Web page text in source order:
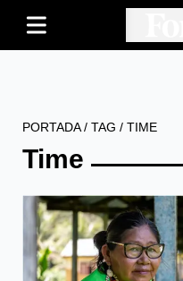
PORTADA/ TAG / TIME
Time